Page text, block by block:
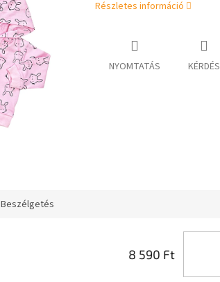
Részletes információ
NYOMTATÁS KÉRDÉS
Beszélgetés
8 590 Ft